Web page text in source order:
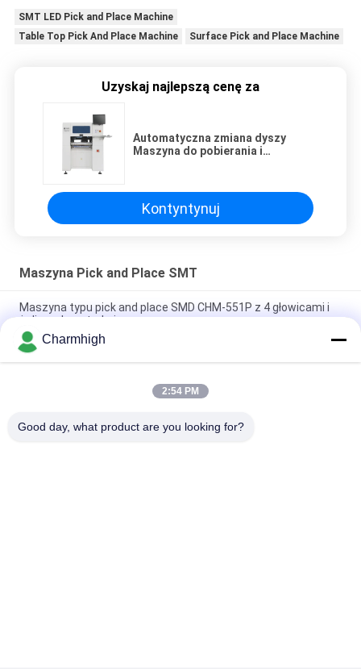
SMT LED Pick and Place Machine
Table Top Pick And Place Machine
Surface Pick and Place Machine
Uzyskaj najlepszą cenę za
Automatyczna zmiana dyszy
Maszyna do pobierania i
Kontyntynuj
Maszyna Pick and Place SMT
Maszyna typu pick and place SMD CHM-551P z 4 głowicami i
żeliwną konstrukcją
Wąska konstrukcja wysokiej precyzji modułu TC06 SMT Pick
and Place Machine 6 głowy wsparcie 01005
Charmhigh TM08 PCBA Produkcja SMT Maszyna do
Charmhigh
2:54 PM
Good day, what product are you looking for?